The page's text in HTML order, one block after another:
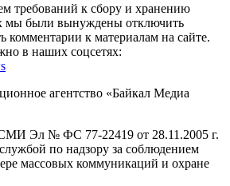
требований к сбору и хранению
мы были вынуждены отключить
комментарии к материалам на сайте.
в наших соцсетях:
агентство «Байкал Медиа
Эл № ФС 77-22419 от 28.11.2005 г.
по надзору за соблюдением
массовых коммуникаций и охране